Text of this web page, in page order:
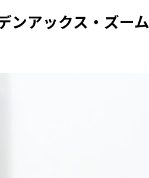
ンアックス・ズーム